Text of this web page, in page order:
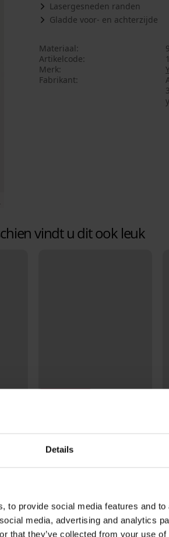
Details
to provide social media features and
media, advertising and analytics
that they’ve collected from your use
Lasergesneden randen
Gladde voor- en achterzijde
Materiaal
Artikelcode
Merk
Fabrikant
vindt u dit ook leuk
Brazilian slip DIVA by IVA